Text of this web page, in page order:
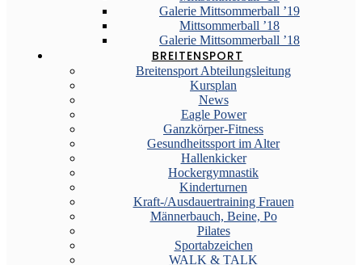
Galerie Mittsommerball ’19
Mittsommerball ’18
Galerie Mittsommerball ’18
BREITENSPORT
Breitensport Abteilungsleitung
Kursplan
News
Eagle Power
Ganzkörper-Fitness
Gesundheitssport im Alter
Hallenkicker
Hockergymnastik
Kinderturnen
Kraft-/Ausdauertraining Frauen
Männerbauch, Beine, Po
Pilates
Sportabzeichen
WALK & TALK